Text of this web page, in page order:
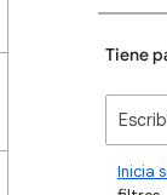
Tiene
Inicia